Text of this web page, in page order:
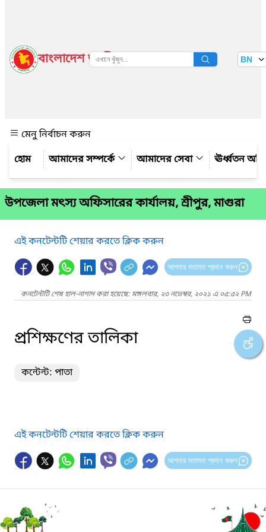
বাংলাদেশ জাতীয় তথ্য বাতায়ন BN
মেনু নির্বাচন করুন
আমাদের সম্পর্কে
আমাদের সেবা ঊর্ধ্বতন
উপজেলা মৎস্য অফিসারের কার্যালয়, শ্রীপুর, মাগুরা
এই কনটেন্টটি শেয়ার করতে ক্লিক করুন
আপনার মতামত প্রদান করুন
কনটেন্টটি শেষ হাল-নাগাদ করা হয়েছে: মঙ্গলবার, ২৩ নভেম্বর, ২০২১ এ ০৫:৫২ PM
প্রশিক্ষণের তালিকা
কন্টেন্ট: পাতা
এই কনটেন্টটি শেয়ার করতে ক্লিক করুন
আপনার মতামত প্রদান করুন